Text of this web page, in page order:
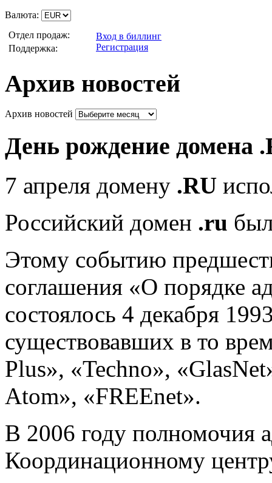
Валюта:
Отдел продаж:
Поддержка:
Вход в биллинг
Регистрация
Архив новостей
Архив новостей
День рождение домена
7 апреля домену .RU
Российский домен .ru
Этому событию
соглашения «О порядке
состоялось 4 декабря
существовавших в то
Plus», «Techno»,
Atom», «FREEnet».
В 2006 году полномочия
Координационному